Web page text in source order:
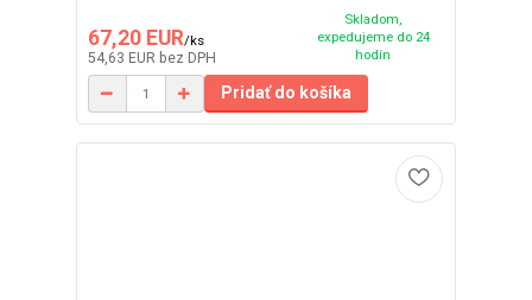
67,20 EUR/ks
54,63 EUR bez DPH
Skladom,
expedujeme do 24
hodín
Pridať do košíka